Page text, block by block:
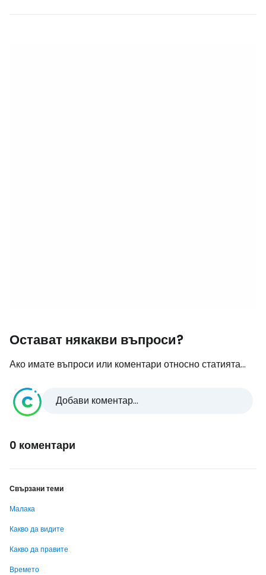
Остават някакви въпроси?
Ако имате въпроси или коментари относно статията...
Добави коментар...
0 коментари
Свързани теми
Малака
Какво да видите
Какво да правите
Времето